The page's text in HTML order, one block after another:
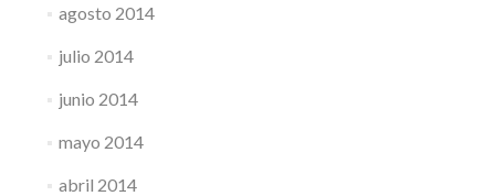
agosto 2014
julio 2014
junio 2014
mayo 2014
abril 2014